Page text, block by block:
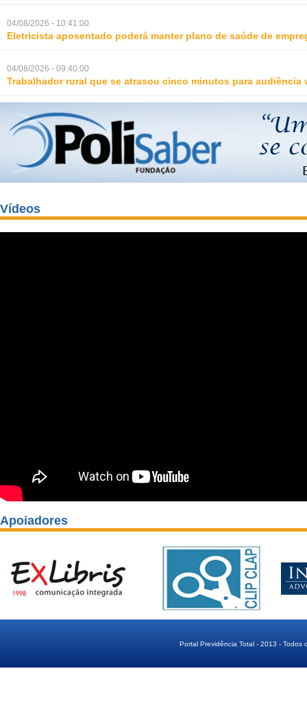
04/08/2026 - 10:41:00
Eletricista aposentado poderá manter plano de saúde de
04/08/2026 - 09:40:00
Trabalhador rural que se atrasou cinco minutos para
Vídeos
Apoiadores
Portal Previdência Total - 2013 - Todos